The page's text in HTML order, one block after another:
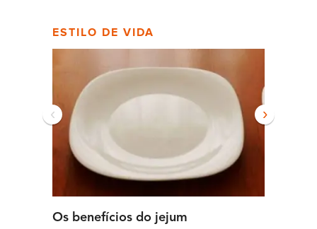
ESTILO DE VIDA
Os benefícios do jejum
‹ ›